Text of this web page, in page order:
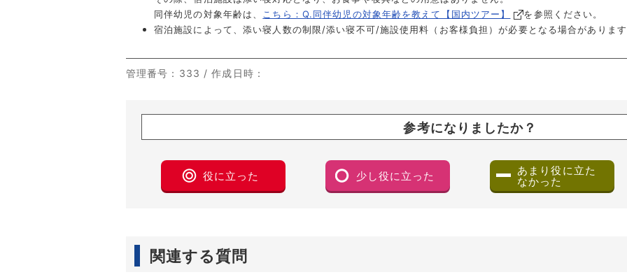
同伴幼児の対象年齢は、 こちら：Q.同伴幼児の対象年齢を教えて【国内ツアー】
を参照ください。
宿泊施設によって、添い寝人数の制限/添い寝不可/施設使用料（お客様負担）が必要となる場合があります
管理番号 ：333 /作成日時 ：
参考になりましたか？
役に立った 少し役に立った
あまり役に立た
なかった
関連する質問